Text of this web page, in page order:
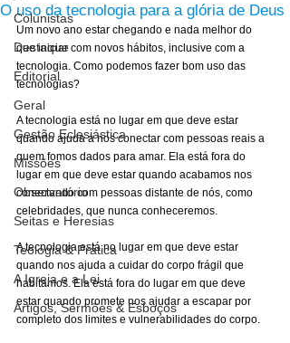
Colunistas
Destaque
Editorial
Geral
Gestão Eclesiástica
Missões
Observatório
Seitas e Heresias
Teologia & Prática
A Igreja e a Lei
Artigos, Sermões & Esboços
O uso da tecnologia para a glória de Deus
Um novo ano estar chegando e nada melhor do
que iniciar com novos hábitos, inclusive com a
tecnologia. Como podemos fazer bom uso das
tecnologias?
A tecnologia está no lugar em que deve estar
quando ajuda a nos conectar com pessoas reais a
quem fomos dados para amar. Ela está fora do
lugar em que deve estar quando acabamos nos
conectando com pessoas distante de nós, como
celebridades, que nunca conheceremos.
A tecnologia está no lugar em que deve estar
quando nos ajuda a cuidar do corpo frágil que
habitamos. Ela está fora do lugar em que deve
estar quando promete nos ajudar a escapar por
completo dos limites e vulnerabilidades do corpo.